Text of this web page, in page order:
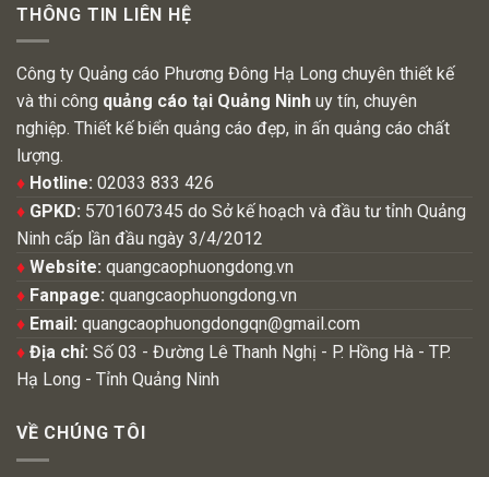
THÔNG TIN LIÊN HỆ
Công ty Quảng cáo Phương Đông Hạ Long chuyên thiết kế
và thi công quảng cáo tại Quảng Ninh uy tín, chuyên
nghiệp. Thiết kế biển quảng cáo đẹp, in ấn quảng cáo chất
lượng.
♦ Hotline: 02033 833 426
♦ GPKD: 5701607345 do Sở kế hoạch và đầu tư tỉnh Quảng
Ninh cấp lần đầu ngày 3/4/2012
♦ Website: quangcaophuongdong.vn
♦ Fanpage: quangcaophuongdong.vn
♦ Email: quangcaophuongdongqn@gmail.com
♦ Địa chỉ: Số 03 - Đường Lê Thanh Nghị - P. Hồng Hà - TP.
Hạ Long - Tỉnh Quảng Ninh
VỀ CHÚNG TÔI